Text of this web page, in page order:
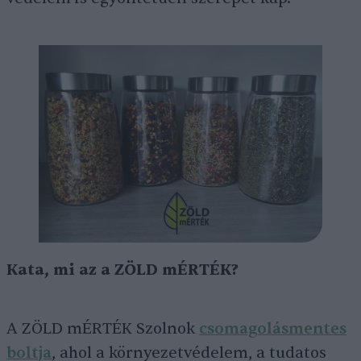
Kata, mi az a ZÖLD mÉRTÉK?
A ZÖLD mÉRTÉK Szolnok csomagolásmentes
boltja, ahol a környezetvédelem, a tudatos